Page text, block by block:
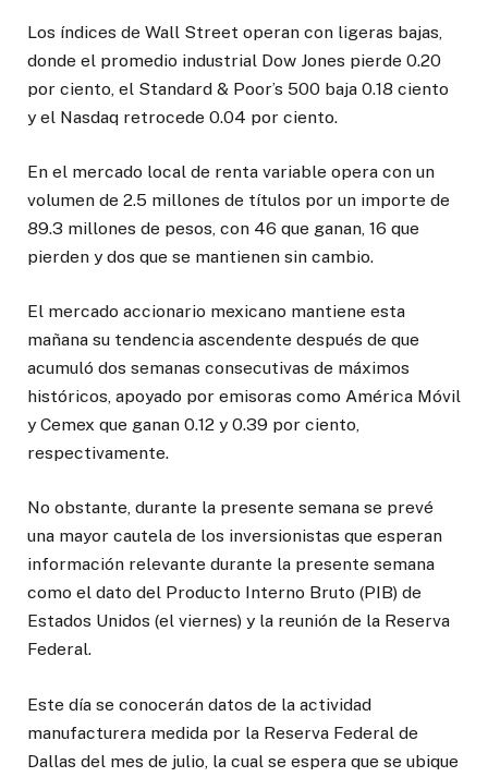
Los índices de Wall Street operan con ligeras bajas,
donde el promedio industrial Dow Jones pierde 0.20
por ciento, el Standard & Poor’s 500 baja 0.18 ciento
y el Nasdaq retrocede 0.04 por ciento.
En el mercado local de renta variable opera con un
volumen de 2.5 millones de títulos por un importe de
89.3 millones de pesos, con 46 que ganan, 16 que
pierden y dos que se mantienen sin cambio.
El mercado accionario mexicano mantiene esta
mañana su tendencia ascendente después de que
acumuló dos semanas consecutivas de máximos
históricos, apoyado por emisoras como América Móvil
y Cemex que ganan 0.12 y 0.39 por ciento,
respectivamente.
No obstante, durante la presente semana se prevé
una mayor cautela de los inversionistas que esperan
información relevante durante la presente semana
como el dato del Producto Interno Bruto (PIB) de
Estados Unidos (el viernes) y la reunión de la Reserva
Federal.
Este día se conocerán datos de la actividad
manufacturera medida por la Reserva Federal de
Dallas del mes de julio, la cual se espera que se ubique